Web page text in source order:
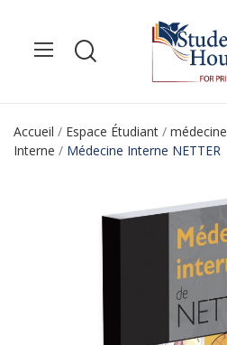
Accueil Espace Étudiant médecine
Interne
Médecine Interne NETTER